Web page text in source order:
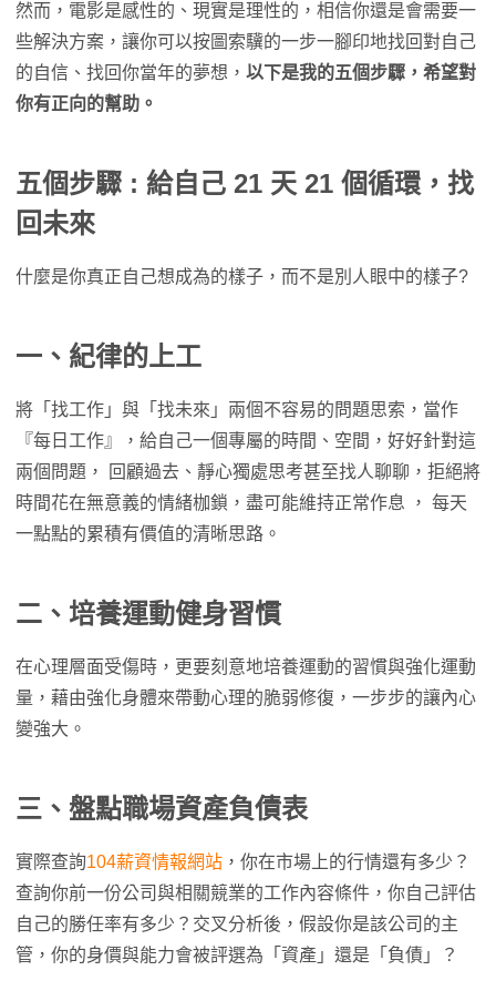
然而，電影是感性的、現實是理性的，相信你還是會需要一
些解決方案，讓你可以按圖索驥的一步一腳印地找回對自己
的自信、找回你當年的夢想， 以下是我的五個步驟，希望對
你有正向的幫助。
五個步驟 : 給自己 21 天 21 個循環，找
回未來
什麼是你真正自己想成為的樣子，而不是別人眼中的樣子?
一、紀律的上工
將「找工作」與「找未來」兩個不容易的問題思索，當作
『每日工作』，給自己一個專屬的時間、空間，好好針對這
兩個問題， 回顧過去、靜心獨處思考甚至找人聊聊，拒絕將
時間花在無意義的情緒枷鎖，盡可能維持正常作息 ， 每天
一點點的累積有價值的清晰思路。
二、培養運動健身習慣
在心理層面受傷時，更要刻意地培養運動的習慣與強化運動
量，藉由強化身體來帶動心理的脆弱修復，一步步的讓內心
變強大。
三、盤點職場資產負債表
實際查詢104薪資情報網站 ，你在市場上的行情還有多少？
查詢你前一份公司與相關競業的工作內容條件，你自己評估
自己的勝任率有多少？交叉分析後，假設你是該公司的主
管，你的身價與能力會被評選為「資產」還是「負債」？